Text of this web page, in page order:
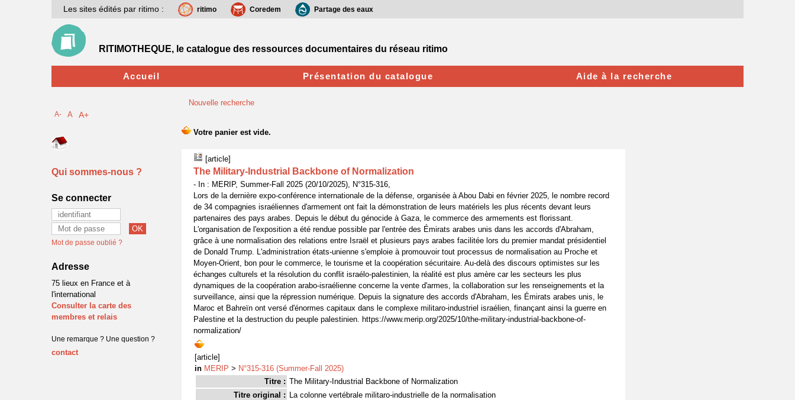
Nouvelle recherche
[article]
The Military-Industrial Backbone of Normalization
- In : MERIP, Summer-Fall 2025 (20/10/2025), N°315-316,
Lors de la dernière expo-conférence internationale de la défense, organisée à Abou Dabi en février 2025, le nombre record
de 34 compagnies israéliennes d'armement ont fait la démonstration de leurs matériels les plus récents devant leurs
partenaires des pays arabes. Depuis le début du génocide à Gaza, le commerce des armements est florissant.
L'organisation de l'exposition a été rendue possible par l'entrée des Émirats arabes unis dans les accords d'Abraham,
grâce à une normalisation des relations entre Israël et plusieurs pays arabes facilitée lors du premier mandat présidentiel
de Donald Trump. L'administration états-unienne s'emploie à promouvoir tout processus de normalisation au Proche et
Moyen-Orient, bon pour le commerce, le tourisme et la coopération sécuritaire. Au-delà des discours optimistes sur les
échanges culturels et la résolution du conflit israélo-palestinien, la réalité est plus amère car les secteurs les plus
dynamiques de la coopération arabo-israélienne concerne la vente d'armes, la collaboration sur les renseignements et la
surveillance, ainsi que la répression numérique. Depuis la signature des accords d'Abraham, les Émirats arabes unis, le
Maroc et Bahreïn ont versé d'énormes capitaux dans le complexe militaro-industriel israélien, finançant ainsi la guerre en
Palestine et la destruction du peuple palestinien. https://www.merip.org/2025/10/the-military-industrial-backbone-of-
normalization/
[article]
in MERIP > N°315-316 (Summer-Fall 2025)
Titre : The Military-Industrial Backbone of Normalization
Titre original : La colonne vertébrale militaro-industrielle de la normalisation
Les sites édités par ritimo : ritimo Coredem Partage des eaux
RITIMOTHEQUE, le catalogue des ressources documentaires du réseau ritimo
Accueil Présentation du catalogue Aide à la recherche
A- A A+
Qui sommes-nous ?
Se connecter
Mot de passe oublié ?
Adresse
75 lieux en France et à
l'international
Consulter la carte des
membres et relais
Une remarque ? Une question ?
contact